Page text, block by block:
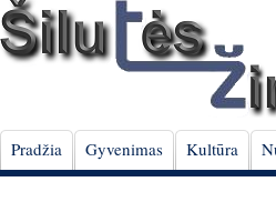
Pradžia Gyvenimas Kultūra